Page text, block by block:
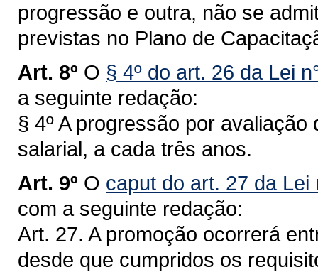
progressão e outra, não se
previstas no Plano de
Art. 8º O § 4º do art. 26 da Lei
a seguinte redação:
§ 4º A progressão por
salarial, a cada três anos.
Art. 9º O caput do art. 27 da Lei
com a seguinte redação:
Art. 27. A promoção ocorrerá
desde que cumpridos os